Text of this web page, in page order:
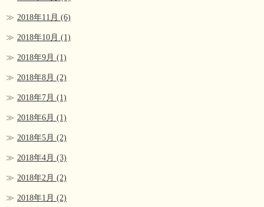
2018年11月 (6)
2018年10月 (1)
2018年9月 (1)
2018年8月 (2)
2018年7月 (1)
2018年6月 (1)
2018年5月 (2)
2018年4月 (3)
2018年2月 (2)
2018年1月 (2)